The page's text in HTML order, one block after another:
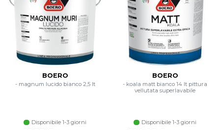
BOERO
- magnum lucido bianco 2,5 lt
Disponibile 1-3 giorni
BOERO
- koala matt bianco 14 lt pittura
vellutata superlavabile
Disponibile 1-3 giorni